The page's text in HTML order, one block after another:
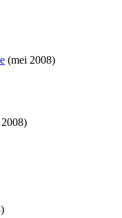
(mei 2008)